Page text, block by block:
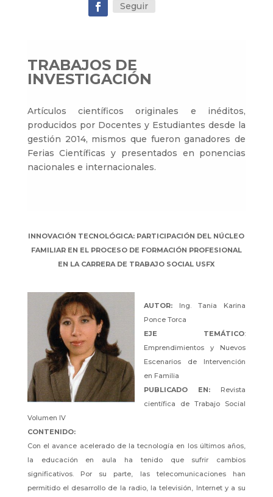
Seguir
TRABAJOS DE
INVESTIGACIÓN
Artículos científicos originales e inéditos,
producidos por Docentes y Estudiantes desde la
gestión 2014, mismos que fueron ganadores de
Ferias Científicas y presentados en ponencias
nacionales e internacionales.
INNOVACIÓN TECNOLÓGICA: PARTICIPACIÓN DEL NÚCLEO
FAMILIAR EN EL PROCESO DE FORMACIÓN PROFESIONAL
EN LA CARRERA DE TRABAJO SOCIAL USFX
AUTOR: Ing. Tania Karina
Ponce Torca
EJE TEMÁTICO:
Emprendimientos y Nuevos
Escenarios de Intervención
en Familia
PUBLICADO EN: Revista
científica de Trabajo Social
Volumen IV
CONTENIDO:
Con el avance acelerado de la tecnología en los últimos años,
la educación en aula ha tenido que sufrir cambios
significativos. Por su parte, las telecomunicaciones han
permitido el desarrollo de la radio, la televisión, Internet y a su